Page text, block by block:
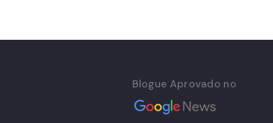
Blogue Aprovado no